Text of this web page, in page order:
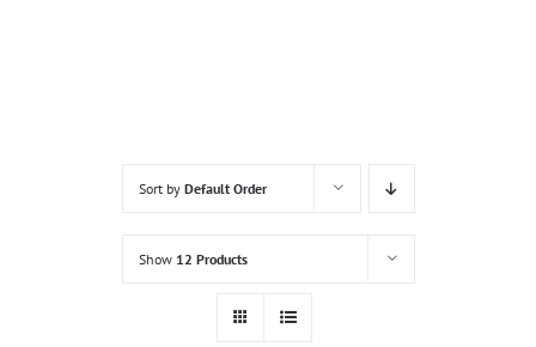
Sort by Default Order
Show 12 Products